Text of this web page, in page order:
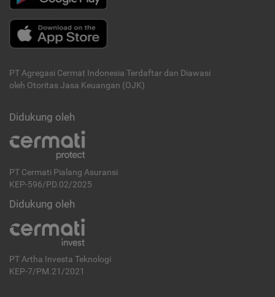
PT Agregasi Cermat Indonesia Terdaftar dan Diawasi
oleh Otoritas Jasa Keuangan (OJK)
Didukung oleh
PT Cermati Pialang Asuransi
KEP-596/PD.02/2025
Didukung oleh
PT Artha Investa Teknologi
KEP-7/PM.21/2021